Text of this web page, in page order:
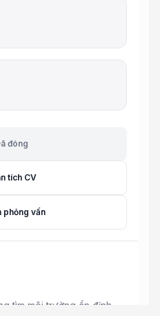
đóng
tích CV
phỏng vấn
tìm môi trường ổn định –